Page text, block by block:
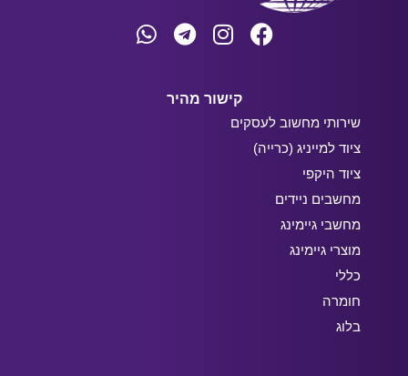
קישור מהיר
שירותי מחשוב לעסקים
ציוד למייניג (כרייה)
ציוד היקפי
מחשבים ניידים
מחשבי גיימינג
מוצרי גיימינג
כללי
חומרה
בלוג